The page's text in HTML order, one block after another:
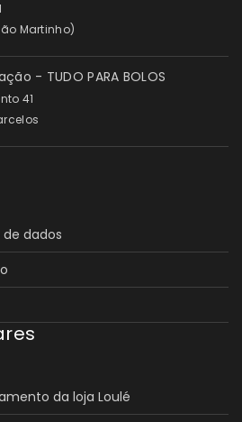
Martinho)
- TUDO PARA BOLOS
41
dados
da loja Loulé